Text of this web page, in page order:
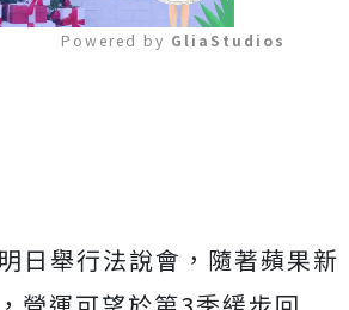
Powered by GliaStudios
日舉行法說會，隨著蘋果新